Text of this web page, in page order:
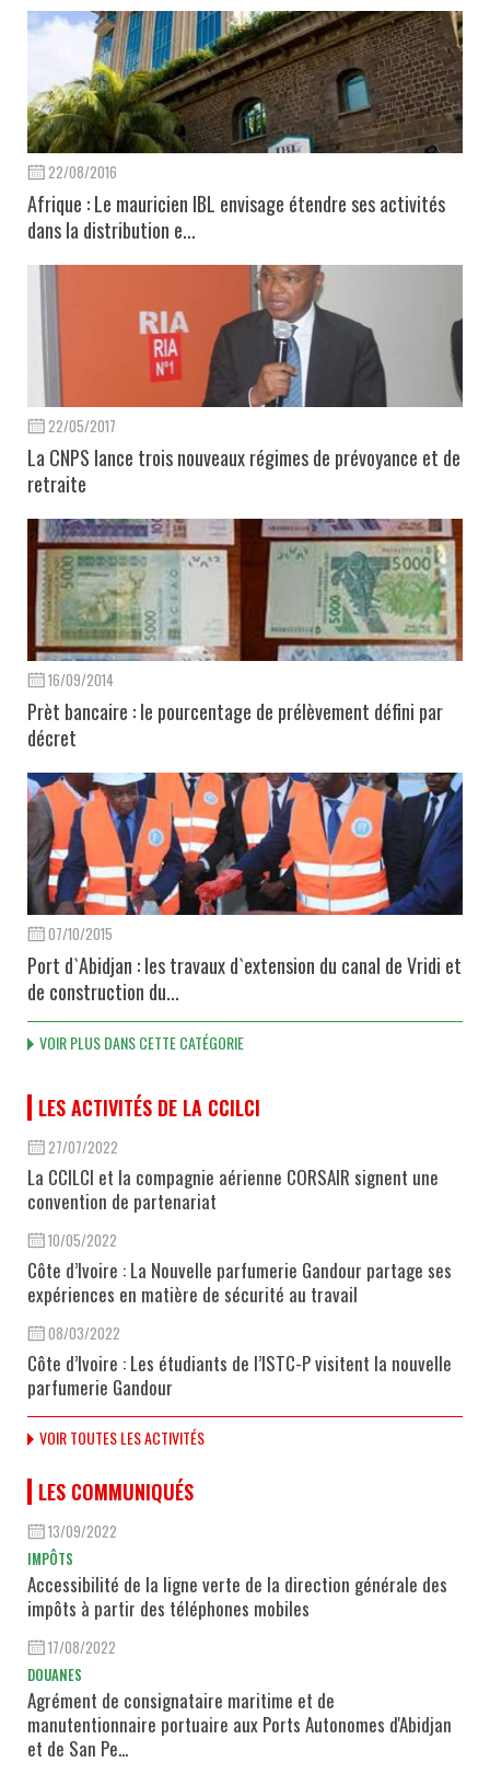
22/08/2016
Afrique : Le mauricien IBL envisage étendre ses activités
dans la distribution e...
22/05/2017
La CNPS lance trois nouveaux régimes de prévoyance et de
retraite
16/09/2014
Prèt bancaire : le pourcentage de prélèvement défini par
décret
07/10/2015
Port d`Abidjan : les travaux d`extension du canal de Vridi et
de construction du...
VOIR PLUS DANS CETTE CATÉGORIE
LES ACTIVITÉS DE LA CCILCI
27/07/2022
La CCILCI et la compagnie aérienne CORSAIR signent une
convention de partenariat
10/05/2022
Côte d’Ivoire : La Nouvelle parfumerie Gandour partage ses
expériences en matière de sécurité au travail
08/03/2022
Côte d’Ivoire : Les étudiants de l’ISTC-P visitent la nouvelle
parfumerie Gandour
VOIR TOUTES LES ACTIVITÉS
LES COMMUNIQUÉS
13/09/2022
IMPÔTS
Accessibilité de la ligne verte de la direction générale des
impôts à partir des téléphones mobiles
17/08/2022
DOUANES
Agrément de consignataire maritime et de
manutentionnaire portuaire aux Ports Autonomes d'Abidjan
et de San Pe...